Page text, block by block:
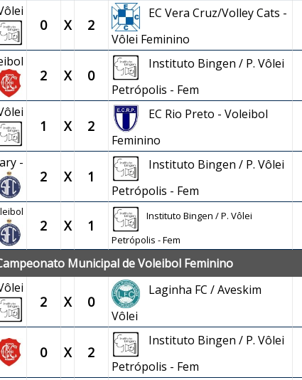
0 X 2
EC Vera Cruz/Volley Cats -
Vôlei Feminino
2 X 0
Instituto Bingen / P. Vôlei
Petrópolis - Fem
1 X 2
EC Rio Preto - Voleibol
Feminino
-
2 X 1
Instituto Bingen / P. Vôlei
Petrópolis - Fem
2 X 1
Instituto Bingen / P. Vôlei
Petrópolis - Fem
Municipal de Voleibol Feminino
2 X 0
Laginha FC / Aveskim
Vôlei
0 X 2
Instituto Bingen / P. Vôlei
Petrópolis - Fem